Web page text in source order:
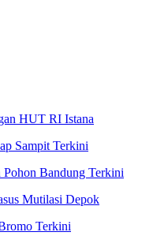
HUT RI Istana
Sampit Terkini
Pohon Bandung Terkini
Mutilasi Depok
Terkini